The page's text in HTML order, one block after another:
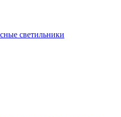
светильники